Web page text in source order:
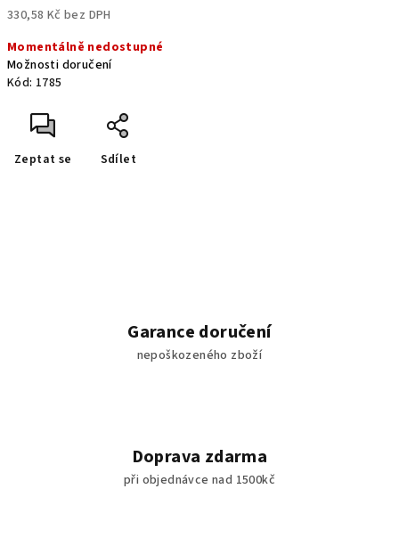
330,58 Kč bez DPH
cena:
Momentálně nedostupné
Možnosti doručení
Kód: 1785
Zeptat se Sdílet
Garance doručení
nepoškozeného zboží
Doprava zdarma
při objednávce nad 1500kč